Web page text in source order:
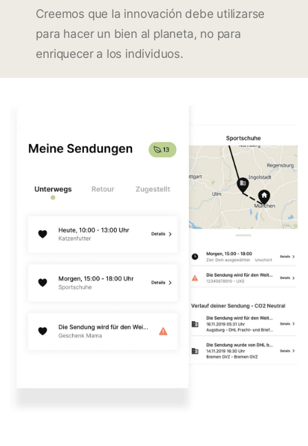
Creemos que la innovación debe utilizarse
para hacer un bien al planeta, no para
enriquecer a los individuos.